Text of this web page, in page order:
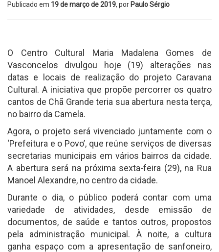
Publicado em 19 de março de 2019, por Paulo Sérgio
O Centro Cultural Maria Madalena Gomes de
Vasconcelos divulgou hoje (19) alterações nas
datas e locais de realização do projeto Caravana
Cultural. A iniciativa que propõe percorrer os quatro
cantos de Chã Grande teria sua abertura nesta terça,
no bairro da Camela.
Agora, o projeto será vivenciado juntamente com o
‘Prefeitura e o Povo’, que reúne serviços de diversas
secretarias municipais em vários bairros da cidade.
A abertura será na próxima sexta-feira (29), na Rua
Manoel Alexandre, no centro da cidade.
Durante o dia, o público poderá contar com uma
variedade de atividades, desde emissão de
documentos, de saúde e tantos outros, propostos
pela administração municipal. À noite, a cultura
ganha espaço com a apresentação de sanfoneiro,